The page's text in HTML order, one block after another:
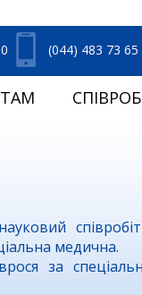
(044) 483 73 65
медична.
за